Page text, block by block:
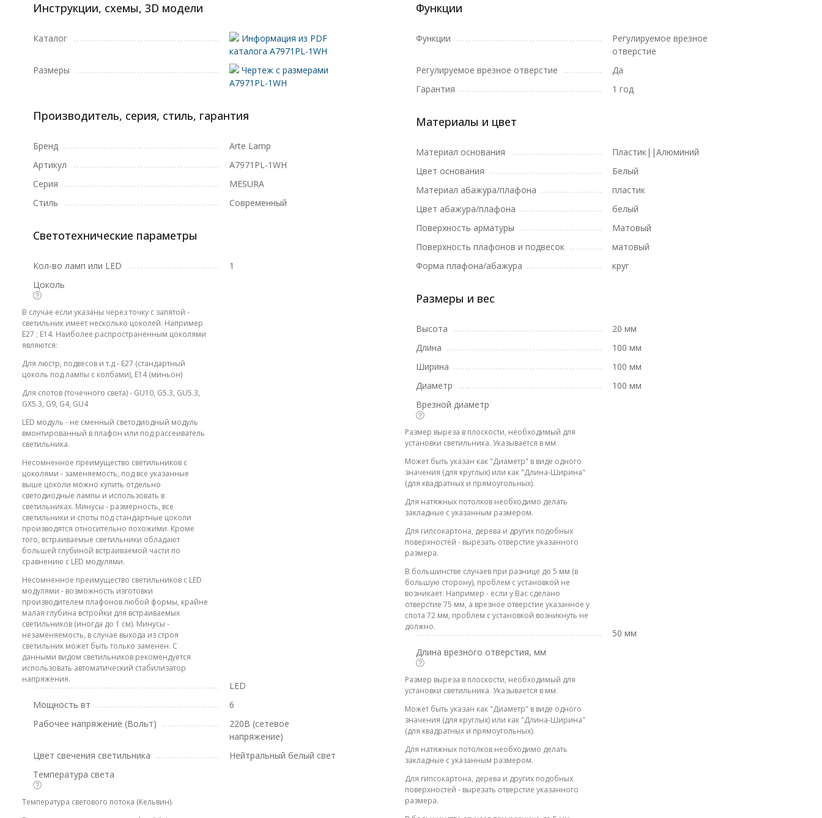
Инструкции, схемы, 3D модели
Каталог
Информация из PDF
каталога A7971PL-1WH
Размеры
Чертеж с размерами
A7971PL-1WH
Производитель, серия, стиль, гарантия
Бренд
Arte Lamp
Артикул
A7971PL-1WH
Серия
MESURA
Стиль
Современный
Светотехнические параметры
Кол-во ламп или LED
1
Цоколь
В случае если указаны через точку с запятой -
светильник имеет несколько цоколей. Например
E27 ; E14. Наиболее распространенным цоколями
являются:
Для люстр, подвесов и т.д - E27 (стандартный
цоколь под лампы с колбами), E14 (миньон)
Для спотов (точечного света) - GU10, G5.3, GU5.3,
GX5.3, G9, G4, GU4
LED модуль - не сменный светодиодный модуль
вмонтированный в плафон или под рассеиватель
светильника.
Несомненное преимущество светильников с
цоколями - заменяемость, под все указанные
выше цоколи можно купить отдельно
светодиодные лампы и использовать в
светильниках. Минусы - размерность, все
светильники и споты под стандартные цоколи
производятся относительно похожими. Кроме
того, встраиваемые светильники обладают
большей глубиной встраиваемой части по
сравнению с LED модулями.
Несомненное преимущество светильников с LED
модулями - возможность изготовки
производителем плафонов любой формы, крайне
малая глубина встройки для встраиваемых
светильников (иногда до 1 см). Минусы -
незаменяемость, в случае выхода из строя
светильник может быть только заменен. С
данными видом светильников рекомендуется
использовать автоматический стабилизатор
напряжения.
LED
Мощность вт
6
Рабочее напряжение (Вольт)
220В (сетевое
напряжение)
Цвет свечения светильника
Нейтральный белый свет
Температура света
Температура светового потока (Кельвин).
Функции
Функции
Регулируемое врезное
отверстие
Регулируемое врезное отверстие
Да
Гарантия
1 год
Материалы и цвет
Материал основания
Пластик||Алюминий
Цвет основания
Белый
Материал абажура/плафона
пластик
Цвет абажура/плафона
белый
Поверхность арматуры
Матовый
Поверхность плафонов и подвесок
матовый
Форма плафона/абажура
круг
Размеры и вес
Высота
20 мм
Длина
100 мм
Ширина
100 мм
Диаметр
100 мм
Врезной диаметр
Размер выреза в плоскости, необходимый для
установки светильника. Указывается в мм.
Может быть указан как "Диаметр" в виде одного
значения (для круглых) или как "Длина-Ширина"
(для квадратных и прямоугольных).
Для натяжных потолков необходимо делать
закладные с указанным размером.
Для гипсокартона, дерева и других подобных
поверхностей - вырезать отверстие указанного
размера.
В большинстве случаев при разнице до 5 мм (в
большую сторону), проблем с установкой не
возникает. Например - если у Вас сделано
отверстие 75 мм, а врезное отверстие указанное у
спота 72 мм, проблем с установкой возникнуть не
должно.
50 мм
Длина врезного отверстия, мм
Размер выреза в плоскости, необходимый для
установки светильника. Указывается в мм.
Может быть указан как "Диаметр" в виде одного
значения (для круглых) или как "Длина-Ширина"
(для квадратных и прямоугольных).
Для натяжных потолков необходимо делать
закладные с указанным размером.
Для гипсокартона, дерева и других подобных
поверхностей - вырезать отверстие указанного
размера.